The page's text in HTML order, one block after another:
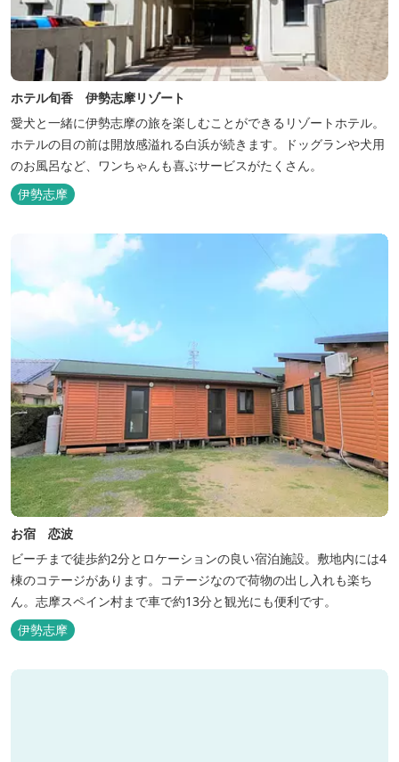
ホテル旬香 伊勢志摩リゾート
愛犬と一緒に伊勢志摩の旅を楽しむことができるリゾートホテル。
ホテルの目の前は開放感溢れる白浜が続きます。ドッグランや犬用
のお風呂など、ワンちゃんも喜ぶサービスがたくさん。
伊勢志摩
お宿 恋波
ビーチまで徒歩約2分とロケーションの良い宿泊施設。敷地内には4
棟のコテージがあります。コテージなので荷物の出し入れも楽ち
ん。志摩スペイン村まで車で約13分と観光にも便利です。
伊勢志摩